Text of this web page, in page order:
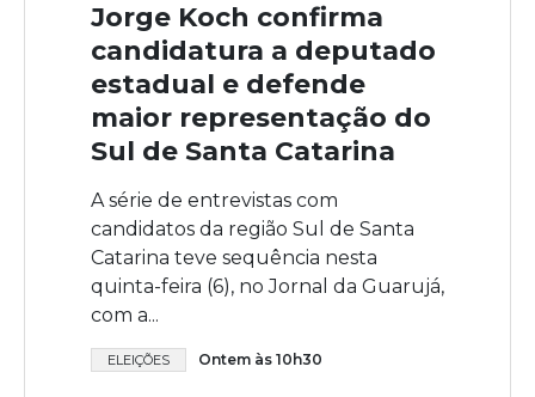
Jorge Koch confirma
candidatura a deputado
estadual e defende
maior representação do
Sul de Santa Catarina
A série de entrevistas com
candidatos da região Sul de Santa
Catarina teve sequência nesta
quinta-feira (6), no Jornal da Guarujá,
com a...
ELEIÇÕES Ontem às 10h30